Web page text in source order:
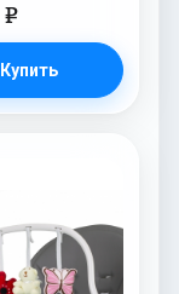
e
Купить